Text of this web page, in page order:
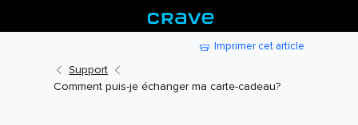
Imprimer cet article
Support
Comment puis-je échanger ma carte-cadeau?